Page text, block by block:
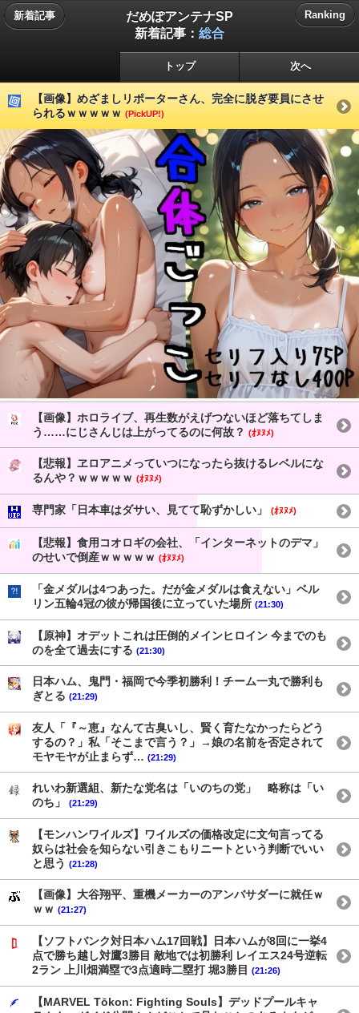
新着記事
だめぽアンテナSP
新着記事： 総合
Ranking
トップ 次へ
【画像】めざましリポーターさん、完全に脱ぎ要員にさせ
られるｗｗｗｗｗ (PickUP!)
【画像】ホロライブ、再生数がえげつないほど落ちてしま
う……にじさんじは上がってるのに何故？ (ｵﾇﾇﾒ)
【悲報】ヱロアニメっていつになったら抜けるレベルにな
るんや？ｗｗｗｗｗ (ｵﾇﾇﾒ)
専門家「日本車はダサい、見てて恥ずかしい」 (ｵﾇﾇﾒ)
【悲報】食用コオロギの会社、「インターネットのデマ」
のせいで倒産ｗｗｗｗｗ (ｵﾇﾇﾒ)
「金メダルは4つあった。だが金メダルは食えない」ベル
リン五輪4冠の彼が帰国後に立っていた場所 (21:30)
【原神】オデットこれは圧倒的メインヒロイン 今までのも
のを全て過去にする (21:30)
日本ハム、鬼門・福岡で今季初勝利！チーム一丸で勝利も
ぎとる (21:29)
友人「『～恵』なんて古臭いし、賢く育たなかったらどう
するの？」私「そこまで言う？」→娘の名前を否定されて
モヤモヤが止まらず… (21:29)
れいわ新選組、新たな党名は「いのちの党」 略称は「い
のち」
(21:29)
【モンハンワイルズ】ワイルズの価格改定に文句言ってる
奴らは社会を知らない引きこもりニートという判断でいい
と思う (21:28)
【画像】大谷翔平、重機メーカーのアンバサダーに就任ｗ
ｗｗ (21:27)
【ソフトバンク対日本ハム17回戦】日本ハムが8回に一挙4
点で勝ち越し対鷹3勝目 敵地では初勝利 レイエス24号逆転
2ラン 上川畑満塁で3点適時二塁打 堀3勝目 (21:26)
【MARVEL Tōkon: Fighting Souls】デッドプールキャ